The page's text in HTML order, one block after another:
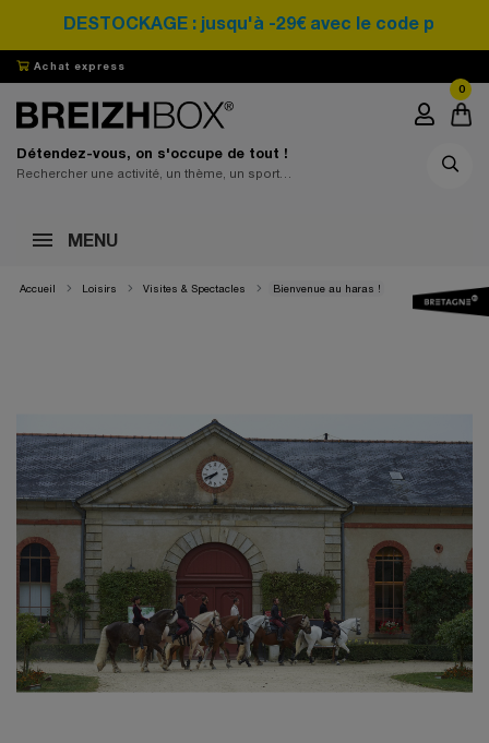
DESTOCKAGE : jusqu'à -29€ avec le code promo
Achat express
Détendez-vous, on s'occupe de tout !
0
MENU
Accueil Loisirs Visites & Spectacles Bienvenue au haras !